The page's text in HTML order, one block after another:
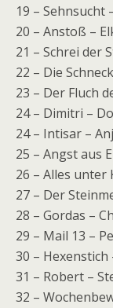
19 – Sehnsucht
20 – Anstoß –
21 – Schrei der
22 – Die
23 – Der Fluch
24 – Dimitri –
24 – Intisar –
25 – Angst aus
26 – Alles unter
27 – Der
28 – Gordas –
29 – Mail 13 –
30 – Hexenstich
31 – Robert –
32 –